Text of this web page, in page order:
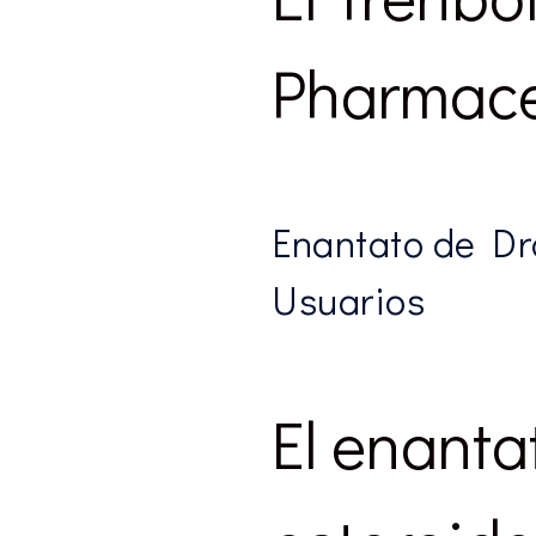
Enantato de
Usuarios
El